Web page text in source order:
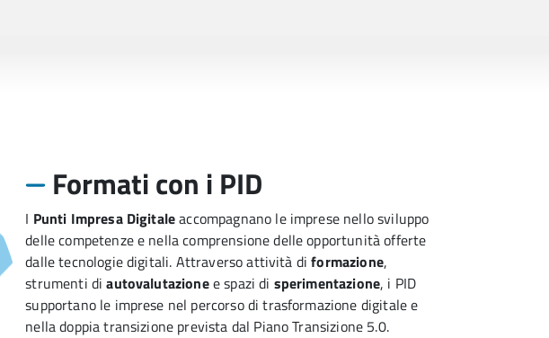
Formati con i PID
I Punti Impresa Digitale accompagnano le imprese nello sviluppo
delle competenze e nella comprensione delle opportunità offerte
dalle tecnologie digitali. Attraverso attività di formazione,
strumenti di autovalutazione e spazi di sperimentazione, i PID
supportano le imprese nel percorso di trasformazione digitale e
nella doppia transizione prevista dal Piano Transizione 5.0.